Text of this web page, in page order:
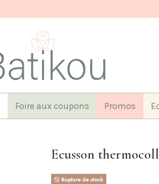
Foire aux coupons Promos
Ecusson
Rupture de stock